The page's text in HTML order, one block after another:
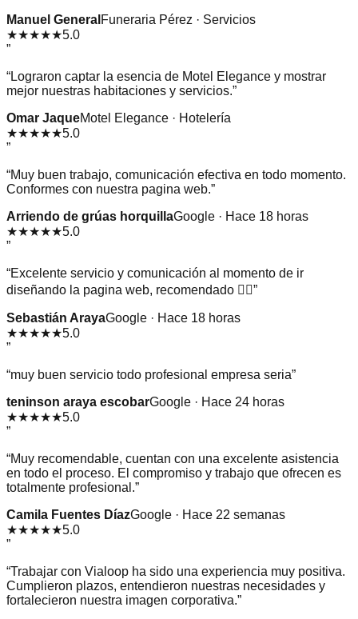
Manuel General Funeraria Pérez · Servicios
★★★★★5.0
”
“Lograron captar la esencia de Motel Elegance y mostrar
mejor nuestras habitaciones y servicios.”
Omar JaqueMotel Elegance · Hotelería
★★★★★5.0
”
“Muy buen trabajo, comunicación efectiva en todo momento.
Conformes con nuestra pagina web.”
Arriendo de grúas horquillaGoogle · Hace 18 horas
★★★★★5.0
”
“Excelente servicio y comunicación al momento de ir
diseñando la pagina web, recomendado 👌🏻”
Sebastián ArayaGoogle · Hace 18 horas
★★★★★5.0
”
“muy buen servicio todo profesional empresa seria”
teninson araya escobarGoogle · Hace 24 horas
★★★★★5.0
”
“Muy recomendable, cuentan con una excelente asistencia
en todo el proceso. El compromiso y trabajo que ofrecen es
totalmente profesional.”
Camila Fuentes DíazGoogle · Hace 22 semanas
★★★★★5.0
”
“Trabajar con Vialoop ha sido una experiencia muy positiva.
Cumplieron plazos, entendieron nuestras necesidades y
fortalecieron nuestra imagen corporativa.”